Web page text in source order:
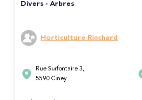
Divers - Arbres
Horticulture Rinchard
Rue Surfontaire 3,
5590 Ciney